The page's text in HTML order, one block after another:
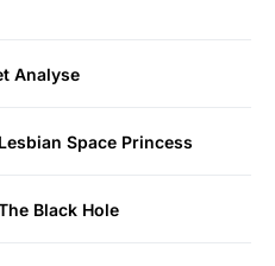
Analyse
Space Princess
Black Hole